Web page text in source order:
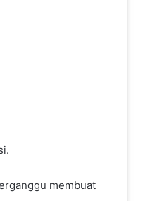
membuat